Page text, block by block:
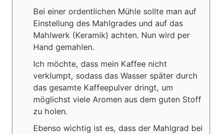
Bei einer ordentlichen Mühle sollte man auf
Einstellung des Mahlgrades und auf das
Mahlwerk (Keramik) achten. Nun wird per
Hand gemahlen.
Ich möchte, dass mein Kaffee nicht
verklumpt, sodass das Wasser später durch
das gesamte Kaffeepulver dringt, um
möglichst viele Aromen aus dem guten Stoff
zu holen.
Ebenso wichtig ist es, dass der Mahlgrad bei